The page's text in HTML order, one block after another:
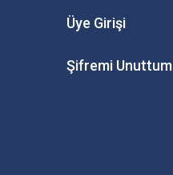
Üye Girişi
Şifremi Unuttum